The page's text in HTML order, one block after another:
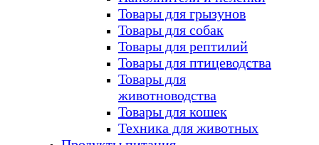
Товары для грызунов
Товары для собак
Товары для рептилий
Товары для птицеводства
Товары для
животноводства
Товары для кошек
Техника для животных